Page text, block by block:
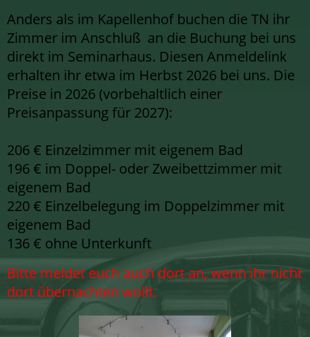
Anders als im Kapellenhof buchen die TN ihr
Zimmer im Anschluß an die Buchung bei uns
direkt im Seminarhaus. Diesen Anmeldelink
erhalten ihr etwa im Herbst 2026 bei uns. Die
Preise in 2026 (vorbehaltlich einer
Preisanpassung für 2027):
206 € Einzelzimmer mit eigenem Bad
196 € im Doppel- oder Zweibettzimmer mit
eigenem Bad
220 € Einzelbelegung im Doppelzimmer mit
eigenem Bad
136 € ohne Unterkunft
Bitte meldet euch auch dort an, wenn ihr nicht
dort übernachten wollt.